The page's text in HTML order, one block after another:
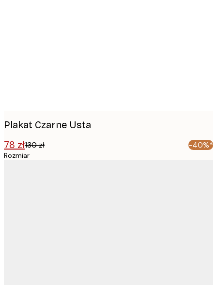
Plakat Czarne Usta
78 zł130 zł -40%*
Rozmiar